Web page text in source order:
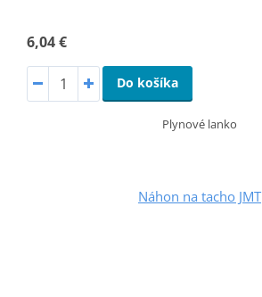
6,04 €
Do košíka
Plynové lanko
Náhon na tacho JMT